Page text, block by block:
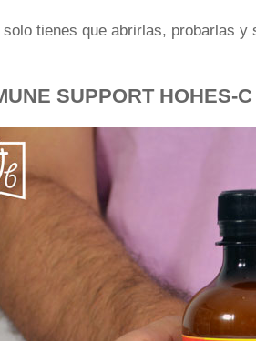
tienes que abrirlas, probarlas
SUPPORT HOHES-C